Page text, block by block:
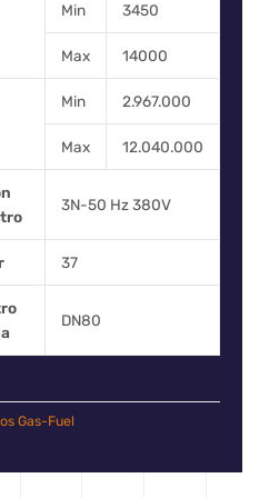
Min 3450
Max 14000
Min 2.967.000
Max 12.040.000
3N-50 Hz 380V
37
DN80
Gas-Fuel